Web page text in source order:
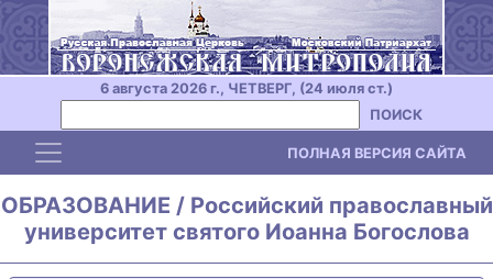
6 августа 2026 г., ЧЕТВЕРГ, (24 июля ст.)
ПОИСК
Toggle navigation ПОЛНАЯ ВЕРСИЯ САЙТА
ОБРАЗОВАНИЕ / Российский православный
университет святого Иоанна Богослова